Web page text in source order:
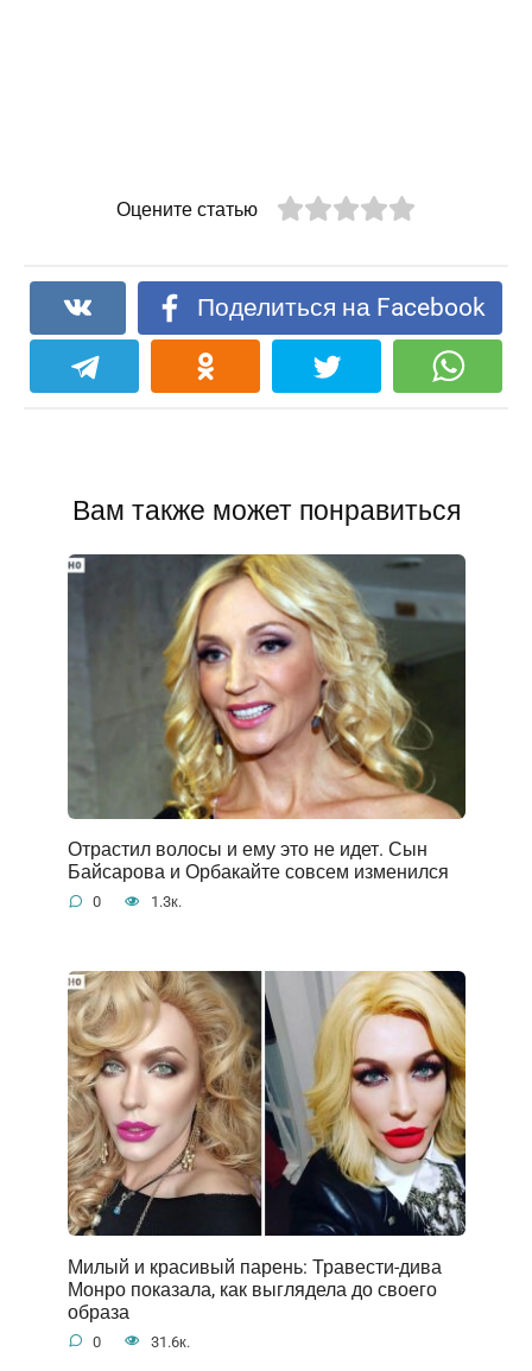
Оцените статью
Поделиться на Facebook
Вам также может понравиться
Отрастил волосы и ему это не идет. Сын
Байсарова и Орбакайте совсем изменился
0 1.3к.
Милый и красивый парень: Травести-дива
Монро показала, как выглядела до своего
образа
0 31.6к.